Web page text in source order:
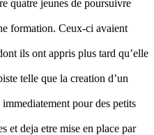
quatre jeunes de poursuivre
formation. Ceux-ci avaient
ils ont appris plus tard qu’elle
telle que la creation d’un
pour des petits
et deja etre mise en place par